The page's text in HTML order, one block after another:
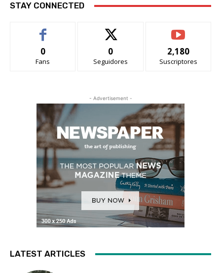
STAY CONNECTED
0
Fans
0
Seguidores
2,180
Suscriptores
- Advertisement -
LATEST ARTICLES